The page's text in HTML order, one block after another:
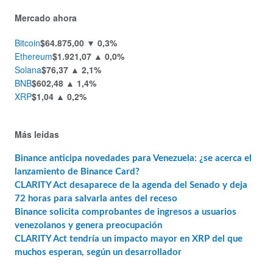
Mercado ahora
Bitcoin$64.875,00 ▼ 0,3%
Ethereum$1.921,07 ▲ 0,0%
Solana$76,37 ▲ 2,1%
BNB$602,48 ▲ 1,4%
XRP$1,04 ▲ 0,2%
Más leídas
Binance anticipa novedades para Venezuela: ¿se acerca el
lanzamiento de Binance Card?
CLARITY Act desaparece de la agenda del Senado y deja
72 horas para salvarla antes del receso
Binance solicita comprobantes de ingresos a usuarios
venezolanos y genera preocupación
CLARITY Act tendría un impacto mayor en XRP del que
muchos esperan, según un desarrollador